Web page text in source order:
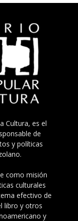
Cultura, es el
de
y políticas
como misión
culturales
efectivo de
libro y otros
y